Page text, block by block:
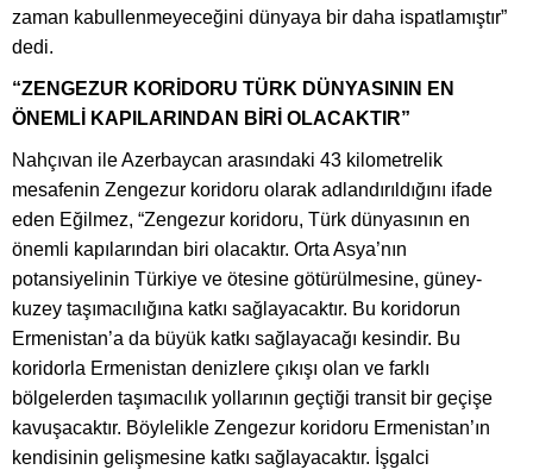
zaman kabullenmeyeceğini dünyaya bir daha ispatlamıştır”
dedi.
“ZENGEZUR KORİDORU TÜRK DÜNYASININ EN
ÖNEMLİ KAPILARINDAN BİRİ OLACAKTIR”
Nahçıvan ile Azerbaycan arasındaki 43 kilometrelik
mesafenin Zengezur koridoru olarak adlandırıldığını ifade
eden Eğilmez, “Zengezur koridoru, Türk dünyasının en
önemli kapılarından biri olacaktır. Orta Asya’nın
potansiyelinin Türkiye ve ötesine götürülmesine, güney-
kuzey taşımacılığına katkı sağlayacaktır. Bu koridorun
Ermenistan’a da büyük katkı sağlayacağı kesindir. Bu
koridorla Ermenistan denizlere çıkışı olan ve farklı
bölgelerden taşımacılık yollarının geçtiği transit bir geçişe
kavuşacaktır. Böylelikle Zengezur koridoru Ermenistan’ın
kendisinin gelişmesine katkı sağlayacaktır. İşgalci